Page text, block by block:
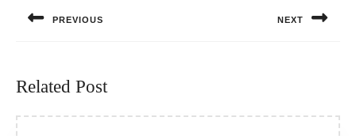
записям
PREVIOUS NEXT
Related Post